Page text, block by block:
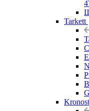
Tarkett